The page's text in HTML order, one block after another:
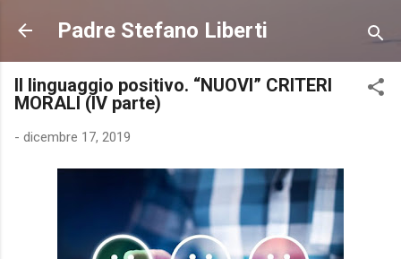
Passa ai contenuti principali
Padre Stefano Liberti
Il linguaggio positivo. “NUOVI” CRITERI
MORALI (IV parte)
- dicembre 17, 2019